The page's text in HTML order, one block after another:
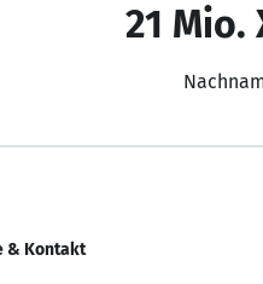
21 Mio.
& Kontakt